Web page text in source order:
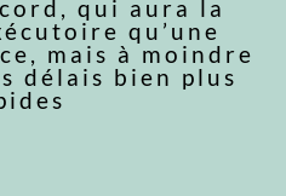
qui aura la
qu’une
mais à moindre
délais bien plus